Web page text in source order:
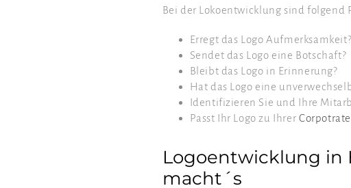
Bei der Lokoentwicklung sind folgend
Erregt das Logo Aufmerksamkeit?
Sendet das Logo eine Botschaft?
Bleibt das Logo in Erinnerung?
Hat das Logo eine
Identifizieren Sie und Ihre
Passt Ihr Logo zu Ihrer
Logoentwicklung in
macht´s